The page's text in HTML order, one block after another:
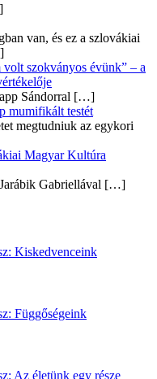
van, és ez a szlovákiai
szokványos évünk” – a
Sándorral […]
mumifikált testét
megtudniuk az egykori
Magyar Kultúra
Gabriellával […]
Kiskedvenceink
Függőségeink
Az életünk egy része